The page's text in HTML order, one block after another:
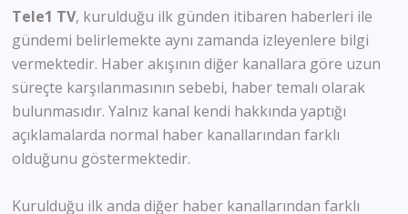
Tele1 TV, kurulduğu ilk günden itibaren haberleri ile
gündemi belirlemekte aynı zamanda izleyenlere bilgi
vermektedir. Haber akışının diğer kanallara göre uzun
süreçte karşılanmasının sebebi, haber temalı olarak
bulunmasıdır. Yalnız kanal kendi hakkında yaptığı
açıklamalarda normal haber kanallarından farklı
olduğunu göstermektedir.
Kurulduğu ilk anda diğer haber kanallarından farklı